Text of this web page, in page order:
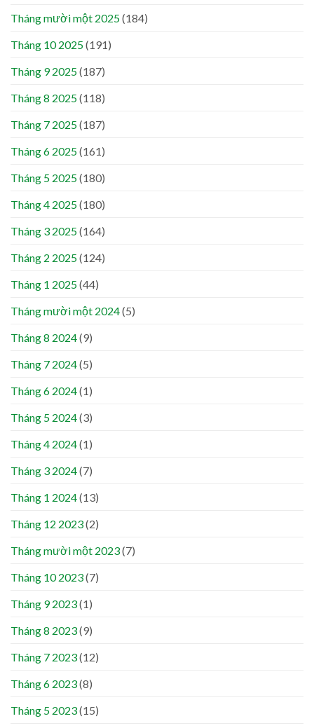
Tháng mười một 2025(184)
Tháng 10 2025(191)
Tháng 9 2025(187)
Tháng 8 2025(118)
Tháng 7 2025(187)
Tháng 6 2025(161)
Tháng 5 2025(180)
Tháng 4 2025(180)
Tháng 3 2025(164)
Tháng 2 2025(124)
Tháng 1 2025(44)
Tháng mười một 2024(5)
Tháng 8 2024(9)
Tháng 7 2024(5)
Tháng 6 2024(1)
Tháng 5 2024(3)
Tháng 4 2024(1)
Tháng 3 2024(7)
Tháng 1 2024(13)
Tháng 12 2023(2)
Tháng mười một 2023(7)
Tháng 10 2023(7)
Tháng 9 2023(1)
Tháng 8 2023(9)
Tháng 7 2023(12)
Tháng 6 2023(8)
Tháng 5 2023(15)